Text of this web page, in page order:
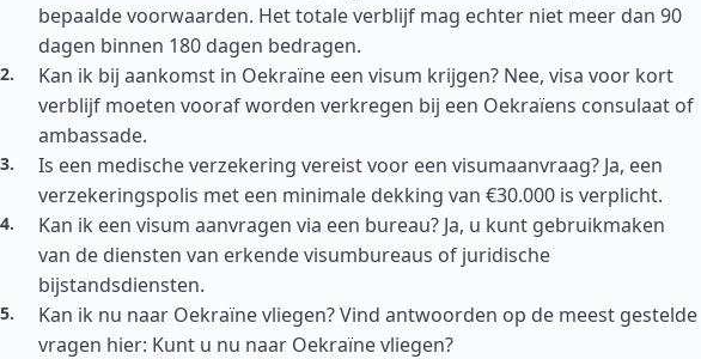
bepaalde voorwaarden. Het totale verblijf mag echter niet meer dan 90
dagen binnen 180 dagen bedragen.
Kan ik bij aankomst in Oekraïne een visum krijgen? Nee, visa voor kort
verblijf moeten vooraf worden verkregen bij een Oekraïens consulaat of
ambassade.
Is een medische verzekering vereist voor een visumaanvraag? Ja, een
verzekeringspolis met een minimale dekking van €30.000 is verplicht.
Kan ik een visum aanvragen via een bureau? Ja, u kunt gebruikmaken
van de diensten van erkende visumbureaus of juridische
bijstandsdiensten.
Kan ik nu naar Oekraïne vliegen? Vind antwoorden op de meest gestelde
vragen hier: Kunt u nu naar Oekraïne vliegen?